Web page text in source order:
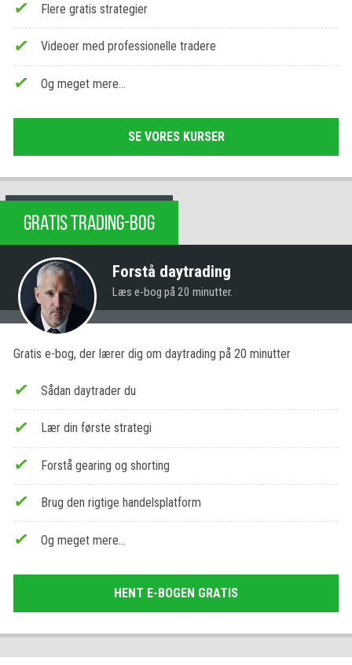
Flere gratis strategier
Videoer med professionelle tradere
Og meget mere…
SE VORES KURSER
GRATIS TRADING-BOG
Forstå daytrading
Læs e-bog på 20 minutter.
Gratis e-bog, der lærer dig om daytrading på 20 minutter
Sådan daytrader du
Lær din første strategi
Forstå gearing og shorting
Brug den rigtige handelsplatform
Og meget mere…
HENT E-BOGEN GRATIS